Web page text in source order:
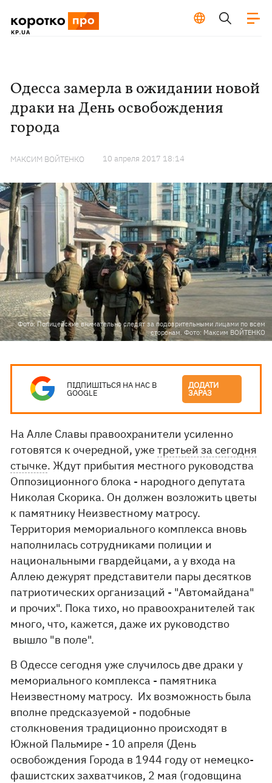
Одесса замерла в ожидании новой
драки на День освобождения
города
МАКСИМ ВОЙТЕНКО 10 апреля 2017 18:14
Фото: Полицейские внимательно следят за подозрительными лицами по всем
сторонам. Фото: Максим ВОЙТЕНКО
ПІДПИШІТЬСЯ НА НАС В
GOOGLE
ДОДАТИ
ЗАРАЗ
На Алле Славы правоохранители усиленно
готовятся к очередной, ужетретьей за сегодня
стычке. Ждут прибытия местного руководства
Оппозиционного блока - народного депутата
Николая Скорика. Он должен возложить цветы
к памятнику Неизвестному матросу.
Территория мемориального комплекса вновь
наполнилась сотрудниками полиции и
национальными гвардейцами, а у входа на
Аллею дежурят представители пары десятков
патриотических организаций - "Автомайдана"
и прочих". Пока тихо, но правоохранителей так
много, что, кажется, даже их руководство
вышло "в поле".
В Одессе сегодня уже случилось две драки у
мемориального комплекса - памятника
Неизвестному матросу. Их возможность была
вполне предсказуемой - подобные
столкновения традиционно происходят в
Южной Пальмире - 10 апреля (День
освобождения Города в 1944 году от немецко-
фашистских захватчиков, 2 мая (годовщина